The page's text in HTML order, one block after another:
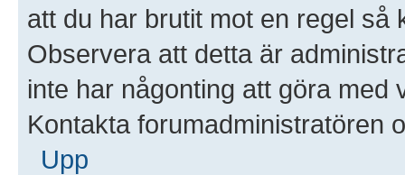
att du har brutit mot en regel så
Observera att detta är
inte har någonting att göra med
Kontakta forumadministratören
Upp